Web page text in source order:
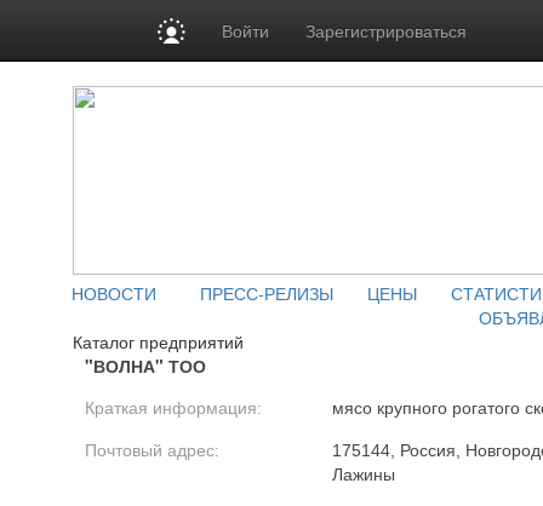
Войти Зарегистрироваться
НОВОСТИ ПРЕСС-РЕЛИЗЫ ЦЕНЫ
Каталог предприятий
"ВОЛНА" ТОО
Краткая информация: мясо крупного рогатого
Почтовый адрес:
175144, Россия,
Лажины